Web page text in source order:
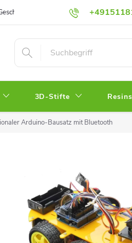
Schutz
3D-Stifte Resins
Arduino-Bausatz mit Bluetooth